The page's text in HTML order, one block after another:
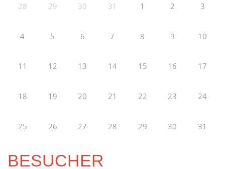
28 29 30 31 1 2 3
4 5 6 7 8 9 10
11 12 13 14 15 16 17
18 19 20 21 22 23 24
25 26 27 28 29 30 31
BESUCHER